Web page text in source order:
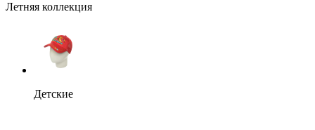
Летняя коллекция
Детские